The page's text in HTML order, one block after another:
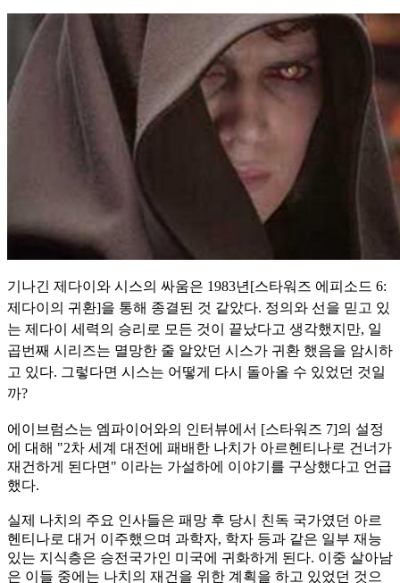
기나긴 제다이와 시스의 싸움은 1983년[스타워즈 에피소드 6:
제다이의 귀환]을 통해 종결된 것 같았다. 정의와 선을 믿고 있
는 제다이 세력의 승리로 모든 것이 끝났다고 생각했지만, 일
곱번째 시리즈는 멸망한 줄 알았던 시스가 귀환 했음을 암시하
고 있다. 그렇다면 시스는 어떻게 다시 돌아올 수 있었던 것일
까?
에이브럼스는 엠파이어와의 인터뷰에서 [스타워즈 7]의 설정
에 대해 "2차 세계 대전에 패배한 나치가 아르헨티나로 건너가
재건하게 된다면" 이라는 가설하에 이야기를 구상했다고 언급
했다.
실제 나치의 주요 인사들은 패망 후 당시 친독 국가였던 아르
헨티나로 대거 이주했으며 과학자, 학자 등과 같은 일부 재능
있는 지식층은 승전국가인 미국에 귀화하게 된다. 이중 살아남
은 이들 중에는 나치의 재건을 위한 계획을 하고 있었던 것으